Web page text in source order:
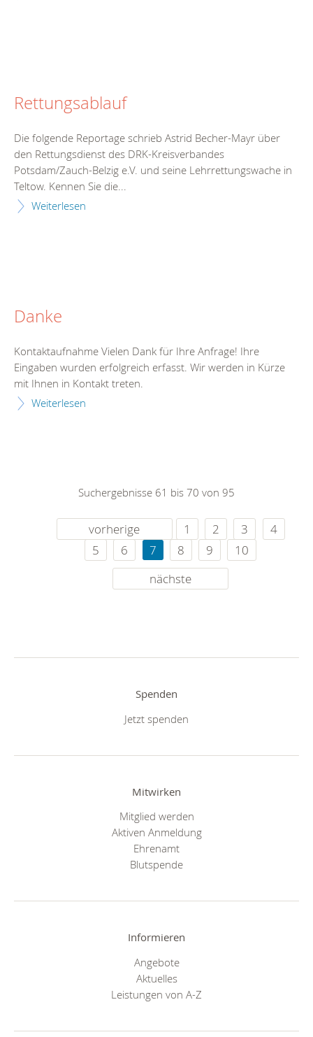
Rettungsablauf
Die folgende Reportage schrieb Astrid Becher-Mayr über
den Rettungsdienst des DRK-Kreisverbandes
Potsdam/Zauch-Belzig e.V. und seine Lehrrettungswache in
Teltow. Kennen Sie die...
Weiterlesen
Danke
Kontaktaufnahme Vielen Dank für Ihre Anfrage! Ihre
Eingaben wurden erfolgreich erfasst. Wir werden in Kürze
mit Ihnen in Kontakt treten.
Weiterlesen
Suchergebnisse 61 bis 70 von 95
vorherige 1 2 3
4
5
6 7 8 9
10
nächste
Spenden
Jetzt spenden
Mitwirken
Mitglied werden
Aktiven Anmeldung
Ehrenamt
Blutspende
Informieren
Angebote
Aktuelles
Leistungen von A-Z